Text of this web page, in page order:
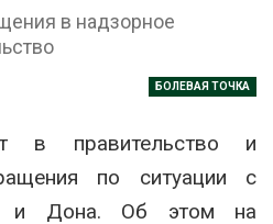
в надзорное
БОЛЕВАЯ ТОЧКА
в правительство и
по ситуации с
и Дона. Об этом на